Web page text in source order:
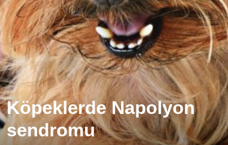
Köpeklerde Napolyon
sendromu